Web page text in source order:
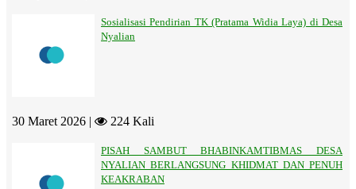
Sosialisasi Pendirian TK (Pratama Widia Laya) di Desa
Nyalian
30 Maret 2026 | 224 Kali
PISAH SAMBUT BHABINKAMTIBMAS DESA
NYALIAN BERLANGSUNG KHIDMAT DAN PENUH
KEAKRABAN